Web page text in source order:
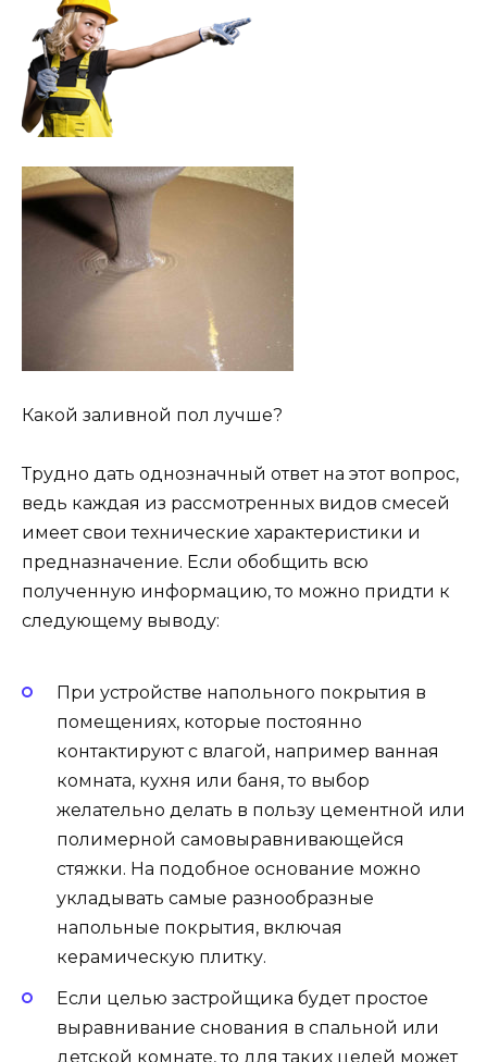
Какой заливной пол лучше?
Трудно дать однозначный ответ на этот вопрос,
ведь каждая из рассмотренных видов смесей
имеет свои технические характеристики и
предназначение. Если обобщить всю
полученную информацию, то можно придти к
следующему выводу:
При устройстве напольного покрытия в
помещениях, которые постоянно
контактируют с влагой, например ванная
комната, кухня или баня, то выбор
желательно делать в пользу цементной или
полимерной самовыравнивающейся
стяжки. На подобное основание можно
укладывать самые разнообразные
напольные покрытия, включая
керамическую плитку.
Если целью застройщика будет простое
выравнивание снования в спальной или
детской комнате, то для таких целей может